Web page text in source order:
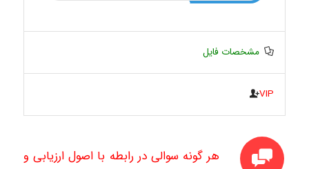
مشخصات فایل
VIP
هر گونه سوالی در رابطه با اصول ارزیابی و